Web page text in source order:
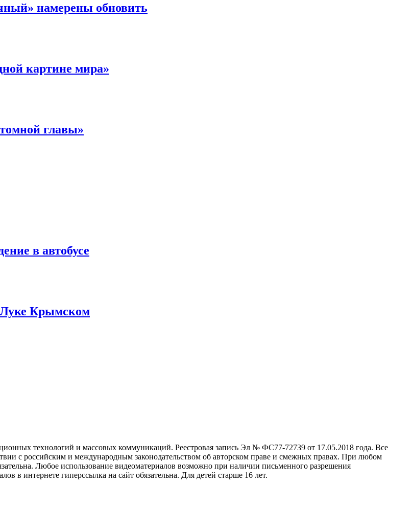
намерены обновить
картине мира»
главы»
в автобусе
Луке Крымском
технологий и массовых коммуникаций. Реестровая запись Эл № ФС77-72739 от 17.05.2018 года. Все
с российским и международным законодательством об авторском праве и смежных правах. При любом
Любое использование видеоматериалов возможно при наличии письменного разрешения
в интернете гиперссылка на сайт обязательна. Для детей старше 16 лет.